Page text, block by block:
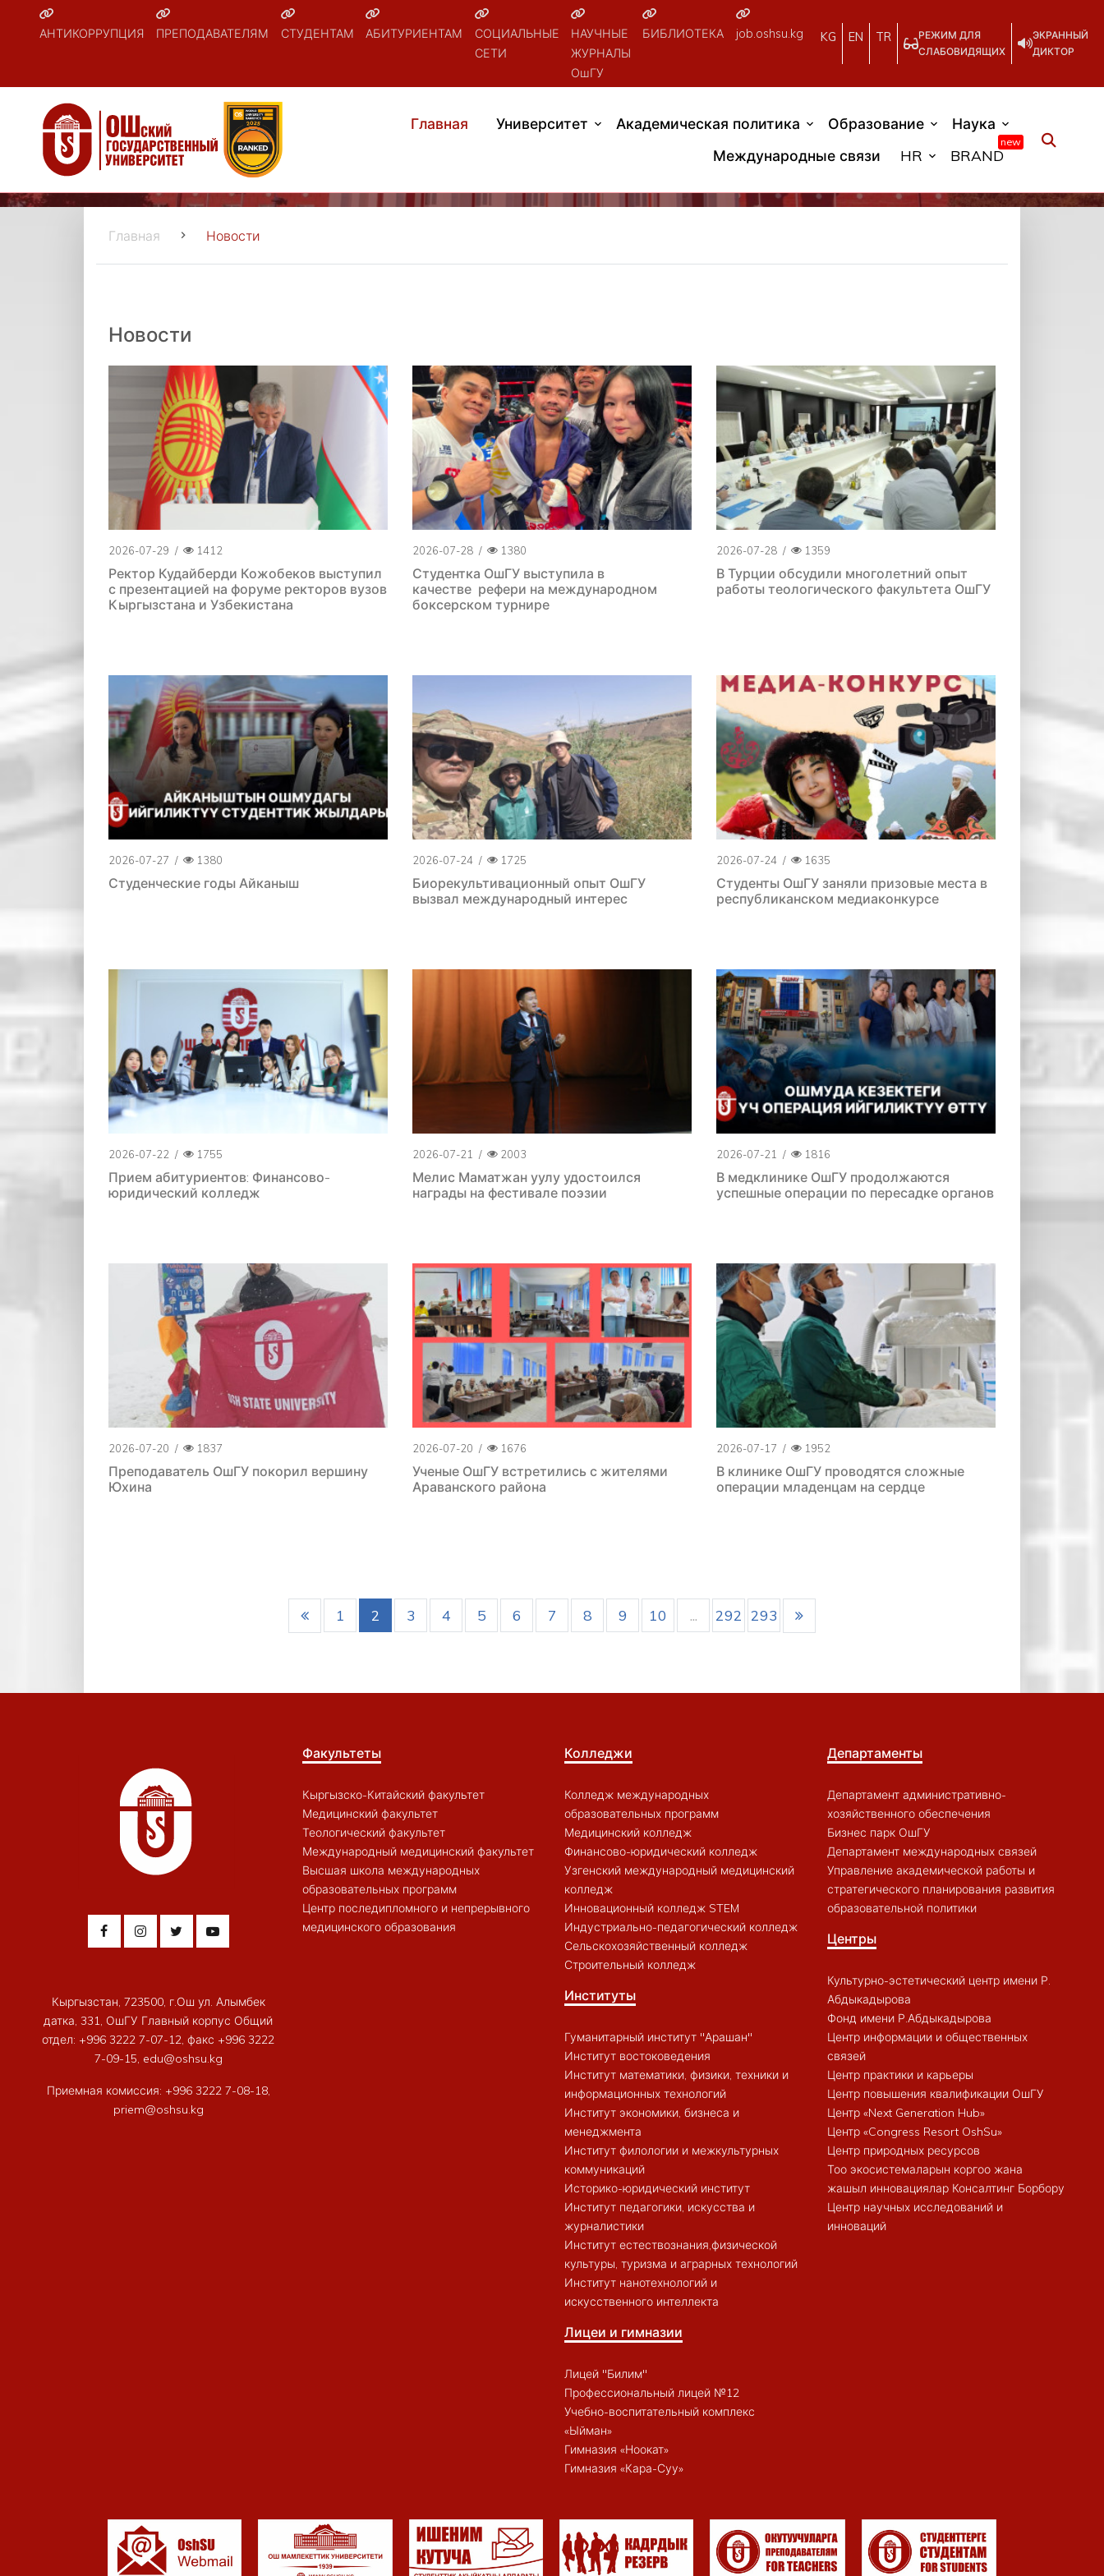
АНТИКОРРУПЦИЯ ПРЕПОДАВАТЕЛЯМ СТУДЕНТАМ АБИТУРИЕНТАМ
СОЦИАЛЬНЫЕ
СЕТИ
НАУЧНЫЕ
ЖУРНАЛЫ
ОшГУ
БИБЛИОТЕКА job.oshsu.kg KG EN TR
РЕЖИМ ДЛЯ
СЛАБОВИДЯЩИХ
ЭКРАННЫЙ
ДИКТОР
Главная Университет Академическая политика Образование
Наука
Международные связи
HR BRAND
new
Главная Новости
Новости
2026-07-29 / 1412
Ректор Кудайберди Кожобеков выступил
с презентацией на форуме ректоров вузов
Кыргызстана и Узбекистана
2026-07-28 / 1380
Студентка ОшГУ выступила в
качестве рефери на международном
боксерском турнире
2026-07-28 / 1359
В Турции обсудили многолетний опыт
работы теологического факультета ОшГУ
2026-07-27 / 1380
Студенческие годы Айканыш
2026-07-24 / 1725
Биорекультивационный опыт ОшГУ
вызвал международный интерес
2026-07-24 / 1635
Студенты ОшГУ заняли призовые места в
республиканском медиаконкурсе
2026-07-22 / 1755
Прием абитуриентов: Финансово-
юридический колледж
2026-07-21 / 2003
Мелис Маматжан уулу удостоился
награды на фестивале поэзии
2026-07-21 / 1816
В медклинике ОшГУ продолжаются
успешные операции по пересадке органов
2026-07-20 / 1837
Преподаватель ОшГУ покорил вершину
Юхина
2026-07-20 / 1676
Ученые ОшГУ встретились с жителями
Араванского района
2026-07-17 / 1952
В клинике ОшГУ проводятся сложные
операции младенцам на сердце
1 2 3 4 5 6 7 8 9 10 ... 292 293
Кыргызстан, 723500, г.Ош ул. Алымбек
датка, 331, ОшГУ Главный корпус Общий
отдел: +996 3222 7-07-12, факс +996 3222
7-09-15, edu@oshsu.kg
Приемная комиссия: +996 3222 7-08-18,
priem@oshsu.kg
Факультеты
Кыргызско-Китайский факультет
Медицинский факультет
Теологический факультет
Международный медицинский факультет
Высшая школа международных
образовательных программ
Центр последипломного и непрерывного
медицинского образования
Колледжи
Колледж международных
образовательных программ
Медицинский колледж
Финансово-юридический колледж
Узгенский международный медицинский
колледж
Инновационный колледж STEM
Индустриально-педагогический колледж
Сельскохозяйственный колледж
Строительный колледж
Институты
Гуманитарный институт "Арашан"
Институт востоковедения
Институт математики, физики, техники и
информационных технологий
Институт экономики, бизнеса и
менеджмента
Институт филологии и межкультурных
коммуникаций
Историко-юридический институт
Институт педагогики, искусства и
журналистики
Институт естествознания,физической
культуры, туризма и аграрных технологий
Институт нанотехнологий и
искусственного интеллекта
Лицеи и гимназии
Лицей "Билим"
Профессиональный лицей №12
Учебно-воспитательный комплекс
«Ыйман»
Гимназия «Ноокат»
Гимназия «Кара-Суу»
Департаменты
Департамент административно-
хозяйственного обеспечения
Бизнес парк ОшГУ
Департамент международных связей
Управление академической работы и
стратегического планирования развития
образовательной политики
Центры
Культурно-эстетический центр имени Р.
Абдыкадырова
Фонд имени Р.Абдыкадырова
Центр информации и общественных
связей
Центр практики и карьеры
Центр повышения квалификации ОшГУ
Центр «Next Generation Hub»
Центр «Congress Resort OshSu»
Центр природных ресурсов
Тоо экосистемаларын коргоо жана
жашыл инновациялар Консалтинг Борбору
Центр научных исследований и
инноваций